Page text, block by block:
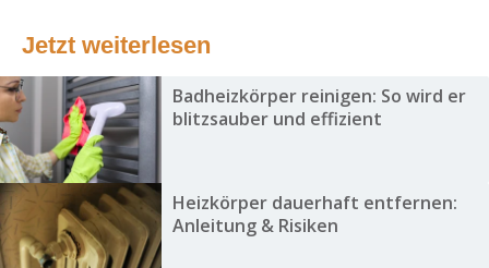
Jetzt weiterlesen
Badheizkörper reinigen: So wird er
blitzsauber und effizient
Heizkörper dauerhaft entfernen:
Anleitung & Risiken